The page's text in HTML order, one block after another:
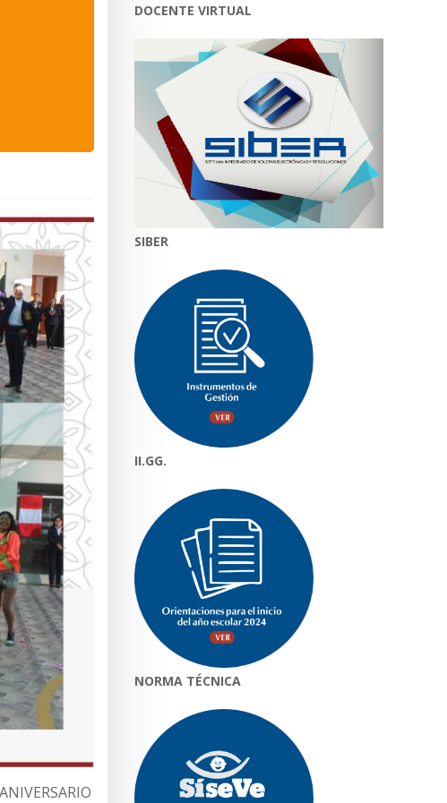
DOCENTE VIRTUAL
SIBER
II.GG.
NORMA TÉCNICA